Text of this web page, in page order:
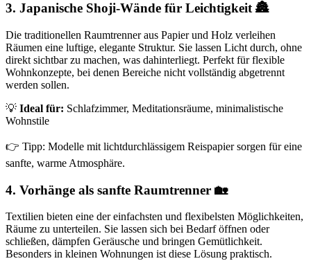
3. Japanische Shoji-Wände für Leichtigkeit 🏯
Die traditionellen Raumtrenner aus Papier und Holz verleihen
Räumen eine luftige, elegante Struktur. Sie lassen Licht durch, ohne
direkt sichtbar zu machen, was dahinterliegt. Perfekt für flexible
Wohnkonzepte, bei denen Bereiche nicht vollständig abgetrennt
werden sollen.
💡 Ideal für: Schlafzimmer, Meditationsräume, minimalistische
Wohnstile
👉 Tipp: Modelle mit lichtdurchlässigem Reispapier sorgen für eine
sanfte, warme Atmosphäre.
4. Vorhänge als sanfte Raumtrenner 🏡
Textilien bieten eine der einfachsten und flexibelsten Möglichkeiten,
Räume zu unterteilen. Sie lassen sich bei Bedarf öffnen oder
schließen, dämpfen Geräusche und bringen Gemütlichkeit.
Besonders in kleinen Wohnungen ist diese Lösung praktisch.